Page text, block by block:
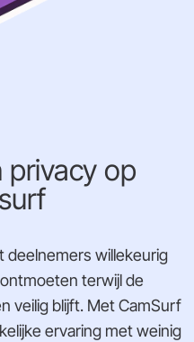
privacy op
willekeurig
terwijl de
veilig blijft. Met CamSurf
ervaring met weinig